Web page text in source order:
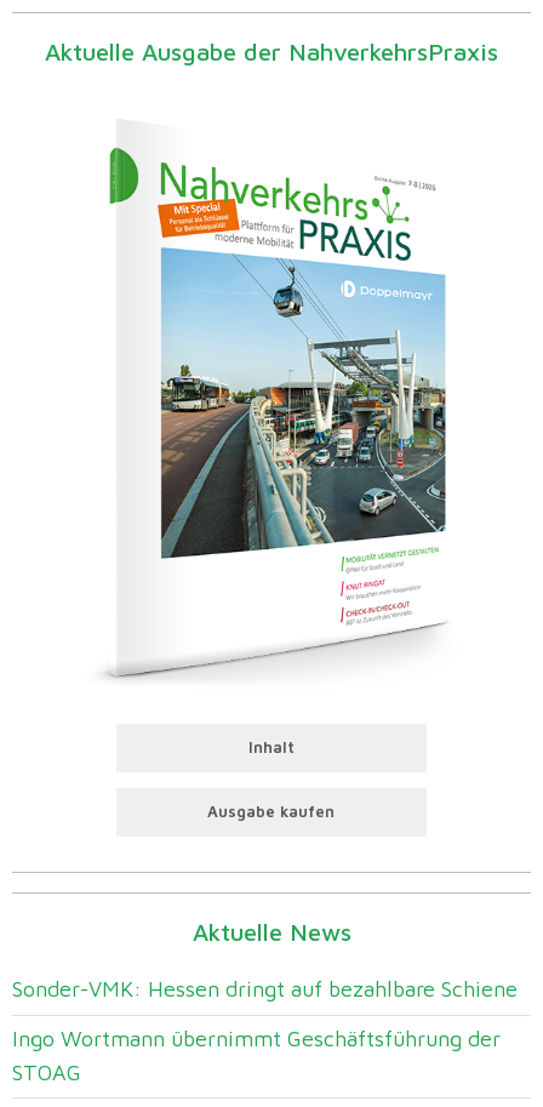
Aktuelle Ausgabe der NahverkehrsPraxis
Inhalt
Ausgabe kaufen
Aktuelle News
Sonder-VMK: Hessen dringt auf bezahlbare Schiene
Ingo Wortmann übernimmt Geschäftsführung der
STOAG